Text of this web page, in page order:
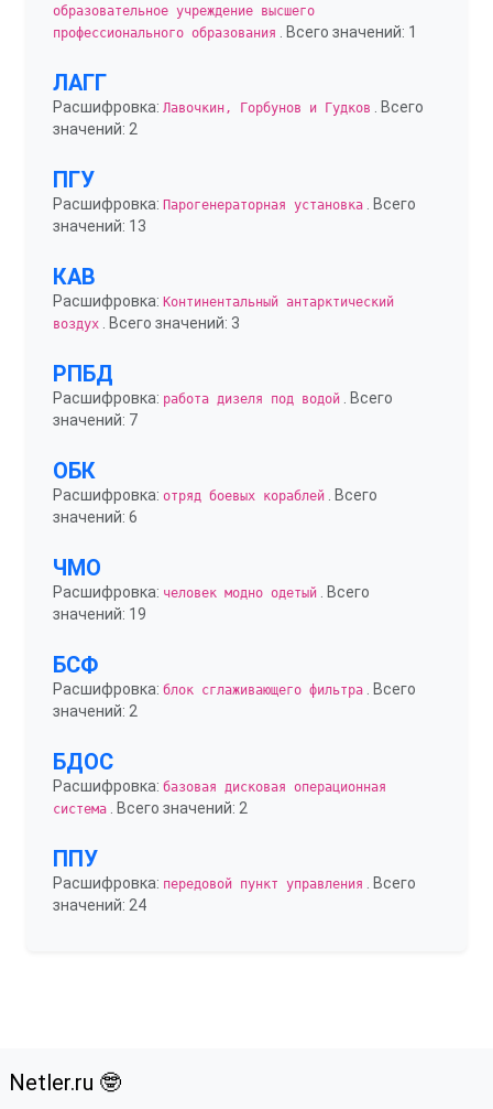
образовательное учреждение высшего
профессионального образования
. Всего значений: 1
ЛАГГ
Расшифровка: Лавочкин, Горбунов и Гудков
. Всего
значений: 2
ПГУ
Расшифровка: Парогенераторная установка . Всего
значений: 13
КАВ
Расшифровка: Континентальный антарктический
воздух . Всего значений: 3
РПБД
Расшифровка: работа дизеля под водой . Всего
значений: 7
ОБК
Расшифровка: отряд боевых кораблей . Всего
значений: 6
ЧМО
Расшифровка: человек модно одетый . Всего
значений: 19
БСФ
Расшифровка: блок сглаживающего фильтра . Всего
значений: 2
БДОС
Расшифровка: базовая дисковая операционная
система . Всего значений: 2
ППУ
Расшифровка: передовой пункт управления
. Всего
значений: 24
Netler.ru 🤓